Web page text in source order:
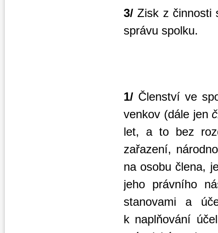
3/ Zisk z činnosti
správu spolku.
1/ Členství ve
venkov (dále jen
let, a to bez
zařazení,
na osobu člena,
jeho právního
stanovami a
k naplňování